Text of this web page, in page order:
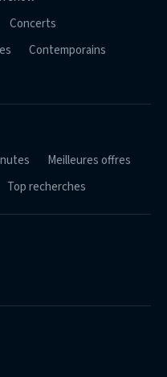
Concerts
Contemporains
Meilleures offres
Top recherches